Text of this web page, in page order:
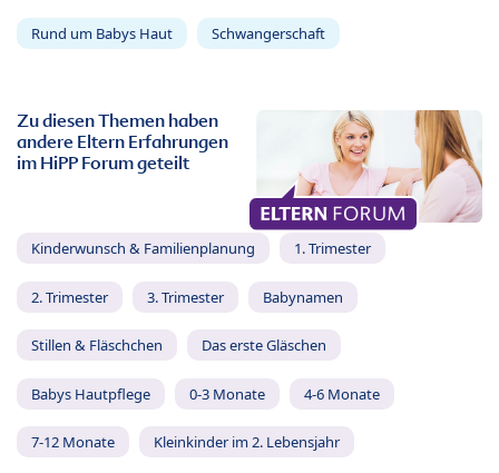
Rund um Babys Haut Schwangerschaft
Zu diesen Themen haben
andere Eltern Erfahrungen
im HiPP Forum geteilt
Kinderwunsch & Familienplanung 1. Trimester
2. Trimester 3. Trimester Babynamen
Stillen & Fläschchen Das erste Gläschen
Babys Hautpflege 0-3 Monate 4-6 Monate
7-12 Monate Kleinkinder im 2. Lebensjahr